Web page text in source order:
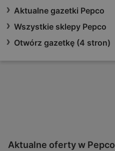
Aktualne gazetki Pepco
Wszystkie sklepy Pepco
Otwórz gazetkę (4 stron)
Aktualne oferty w Pepco